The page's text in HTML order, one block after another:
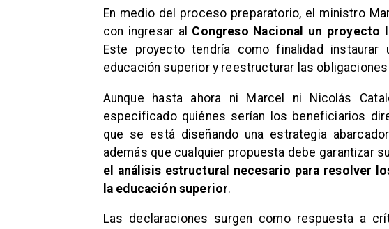
En medio del proceso preparatorio, el ministro
con ingresar al Congreso Nacional un proyecto
Este proyecto tendría como finalidad instaurar
educación superior y reestructurar las
Aunque hasta ahora ni Marcel ni Nicolás
especificado quiénes serían los beneficiarios
que se está diseñando una estrategia
además que cualquier propuesta debe garantizar
el análisis estructural necesario para resolver
la educación superior.
Las declaraciones surgen como respuesta a